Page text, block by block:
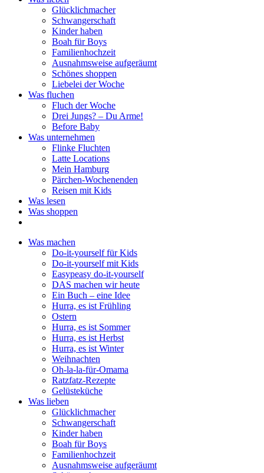
Glücklichmacher
Schwangerschaft
Kinder haben
Boah für Boys
Familienhochzeit
Ausnahmsweise aufgeräumt
Schönes shoppen
Liebelei der Woche
Was fluchen
Fluch der Woche
Drei Jungs? – Du Arme!
Before Baby
Was unternehmen
Flinke Fluchten
Latte Locations
Mein Hamburg
Pärchen-Wochenenden
Reisen mit Kids
Was lesen
Was shoppen
Was machen
Do-it-yourself für Kids
Do-it-yourself mit Kids
Easypeasy do-it-yourself
DAS machen wir heute
Ein Buch – eine Idee
Hurra, es ist Frühling
Ostern
Hurra, es ist Sommer
Hurra, es ist Herbst
Hurra, es ist Winter
Weihnachten
Oh-la-la-für-Omama
Ratzfatz-Rezepte
Gelüsteküche
Was lieben
Glücklichmacher
Schwangerschaft
Kinder haben
Boah für Boys
Familienhochzeit
Ausnahmsweise aufgeräumt